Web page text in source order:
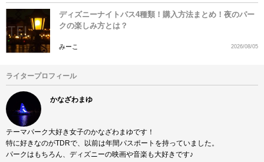
ディズニーナイトパス4種類！購入方法まとめ！夜のパー
クの楽しみ方とは？
みーこ 2026/08/05
ライタープロフィール
かなざわまゆ
テーマパーク大好き女子のかなざわまゆです！
特に好きなのがTDRで、以前は年間パスポートを持っていました。
パークはもちろん、ディズニーの映画や音楽も大好きです♪